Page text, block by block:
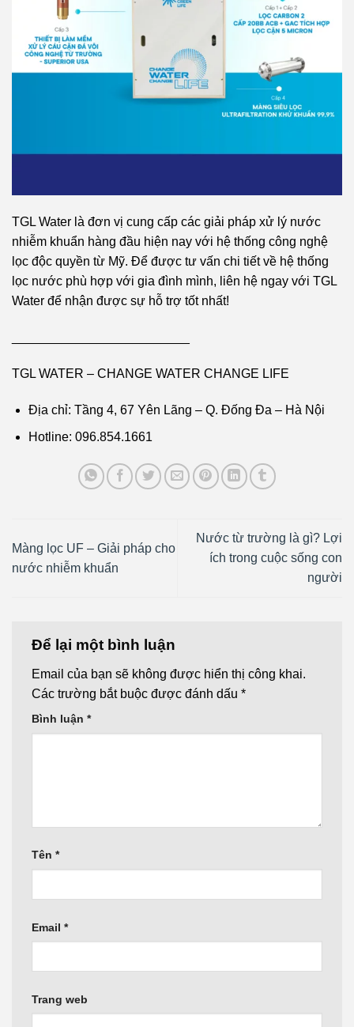
TGL Water là đơn vị cung cấp các giải pháp xử lý nước
nhiễm khuẩn hàng đầu hiện nay với hệ thống công nghệ
lọc độc quyền từ Mỹ. Để được tư vấn chi tiết về hệ thống
lọc nước phù hợp với gia đình mình, liên hệ ngay với TGL
Water để nhận được sự hỗ trợ tốt nhất!
TGL WATER – CHANGE WATER CHANGE LIFE
Địa chỉ: Tầng 4, 67 Yên Lãng – Q. Đống Đa – Hà Nội
Hotline: 096.854.1661
Màng lọc UF – Giải pháp cho
nước nhiễm khuẩn
Nước từ trường là gì? Lợi
ích trong cuộc sống con
người
Để lại một bình luận
Email của bạn sẽ không được hiển thị công khai.
Các trường bắt buộc được đánh dấu *
Bình luận *
Tên *
Email *
Trang web